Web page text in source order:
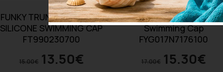
FUNKY TRUNKS BRONZED
SILICONE SWIMMING CAP
FT990230700
15.00€ 13.50€
Funkita Slurpee Silicone
Swimming Cap
FYG017N7176100
17.00€ 15.30€